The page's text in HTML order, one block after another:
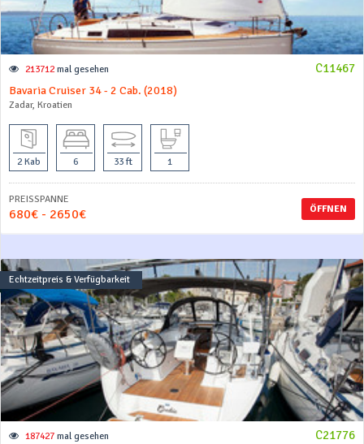
C11467
213712 mal gesehen
Bavaria Cruiser 34 - 2 Cab. (2018)
Zadar, Kroatien
2 Kab 6 33 ft 1
ÖFFNEN
PREISSPANNE
680€ - 2650€
Echtzeitpreis & Verfügbarkeit
C21776
187427 mal gesehen